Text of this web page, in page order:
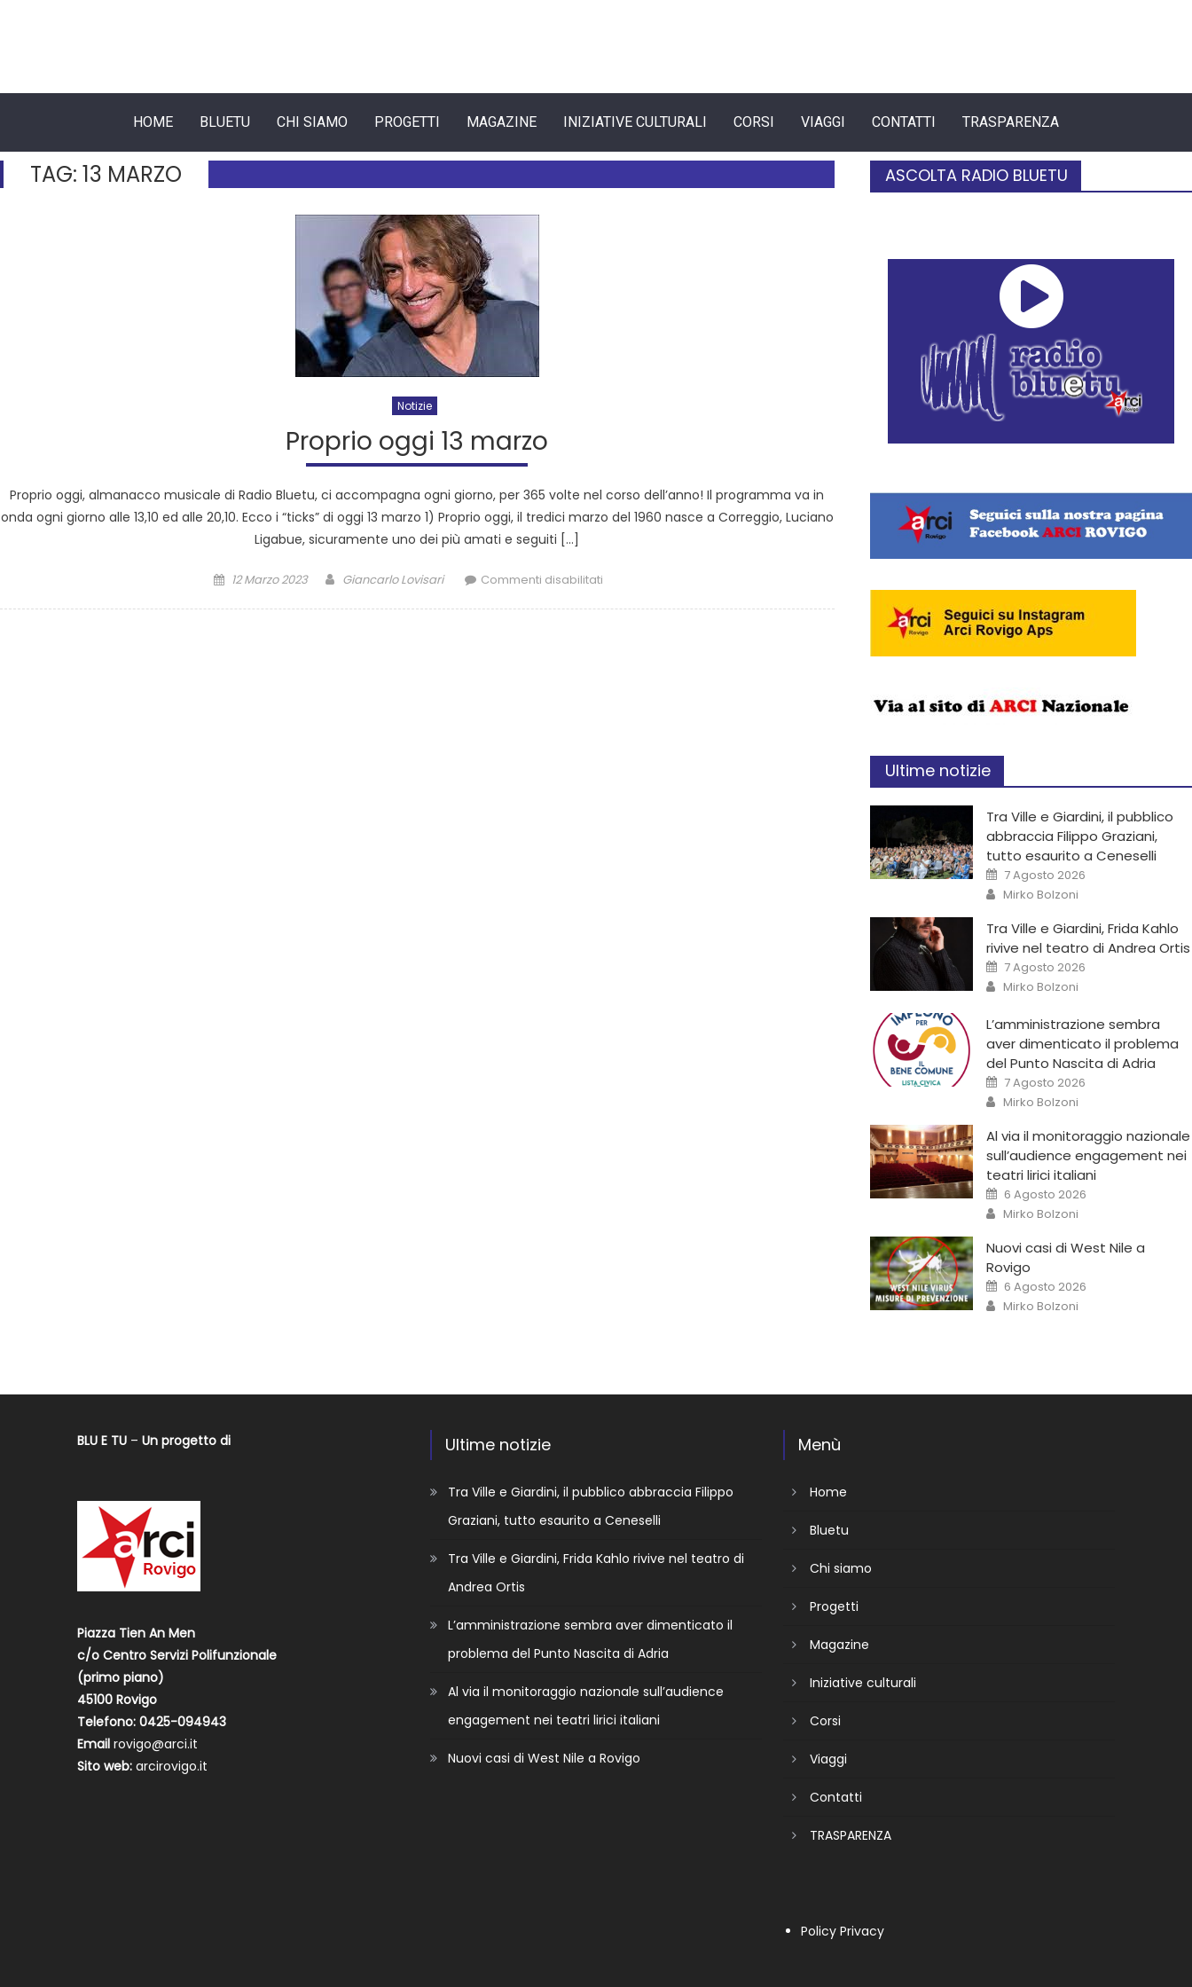
HOME BLUETU CHI SIAMO PROGETTI MAGAZINE INIZIATIVE CULTURALI CORSI VIAGGI CONTATTI TRASPARENZA
TAG: 13 MARZO
Notizie
Proprio oggi 13 marzo
Proprio oggi, almanacco musicale di Radio Bluetu, ci accompagna ogni giorno, per 365 volte nel corso dell’anno! Il programma va in
onda ogni giorno alle 13,10 ed alle 20,10. Ecco i “ticks” di oggi 13 marzo 1) Proprio oggi, il tredici marzo del 1960 nasce a Correggio, Luciano
Ligabue, sicuramente uno dei più amati e seguiti […]
12 Marzo 2023 Giancarlo Lovisari Commenti disabilitati
ASCOLTA RADIO BLUETU
Ultime notizie
Tra Ville e Giardini, il pubblico
abbraccia Filippo Graziani,
tutto esaurito a Ceneselli
7 Agosto 2026
Mirko Bolzoni
Tra Ville e Giardini, Frida Kahlo
rivive nel teatro di Andrea Ortis
7 Agosto 2026
Mirko Bolzoni
L’amministrazione sembra
aver dimenticato il problema
del Punto Nascita di Adria
7 Agosto 2026
Mirko Bolzoni
Al via il monitoraggio nazionale
sull’audience engagement nei
teatri lirici italiani
6 Agosto 2026
Mirko Bolzoni
Nuovi casi di West Nile a
Rovigo
6 Agosto 2026
Mirko Bolzoni
BLU E TU –Un progetto di
Piazza Tien An Men
c/o Centro Servizi Polifunzionale
(primo piano)
45100 Rovigo
Telefono: 0425-094943
Emailrovigo@arci.it
Sito web:arcirovigo.it
Ultime notizie
Tra Ville e Giardini, il pubblico abbraccia Filippo
Graziani, tutto esaurito a Ceneselli
Tra Ville e Giardini, Frida Kahlo rivive nel teatro di
Andrea Ortis
L’amministrazione sembra aver dimenticato il
problema del Punto Nascita di Adria
Al via il monitoraggio nazionale sull’audience
engagement nei teatri lirici italiani
Nuovi casi di West Nile a Rovigo
Menù
Home
Bluetu
Chi siamo
Progetti
Magazine
Iniziative culturali
Corsi
Viaggi
Contatti
TRASPARENZA
Policy Privacy